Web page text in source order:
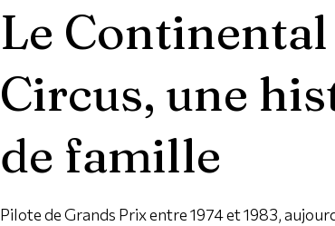
Le Continental
Circus, une
de famille
Pilote de Grands Prix entre 1974 et 1983,